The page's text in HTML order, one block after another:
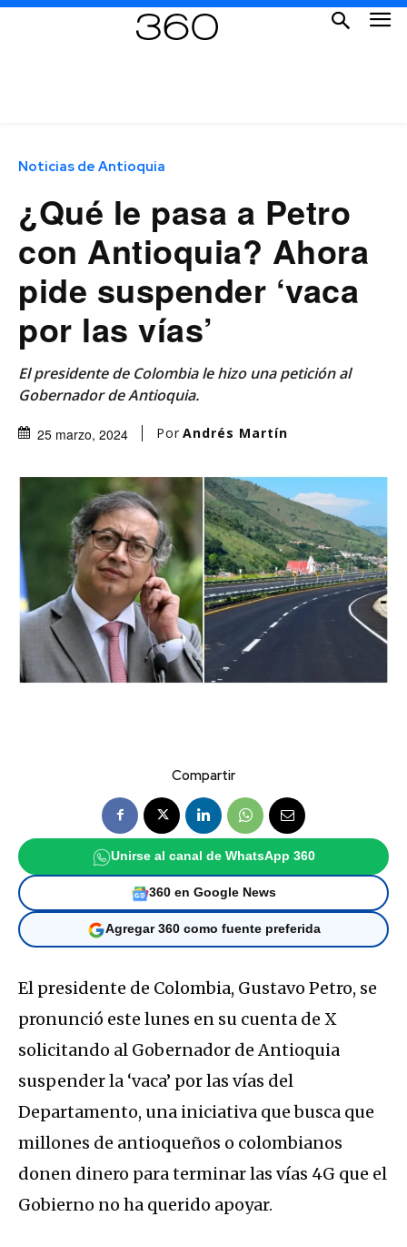
Noticias de Antioquia
¿Qué le pasa a Petro
con Antioquia? Ahora
pide suspender ‘vaca
por las vías’
El presidente de Colombia le hizo una petición al
Gobernador de Antioquia.
25 marzo, 2024 Por Andrés Martín
Compartir
Unirse al canal de WhatsApp 360
360 en Google News
Agregar 360 como fuente preferida
El presidente de Colombia, Gustavo Petro, se
pronunció este lunes en su cuenta de X
solicitando al Gobernador de Antioquia
suspender la ‘vaca’ por las vías del
Departamento, una iniciativa que busca que
millones de antioqueños o colombianos
donen dinero para terminar las vías 4G que el
Gobierno no ha querido apoyar.